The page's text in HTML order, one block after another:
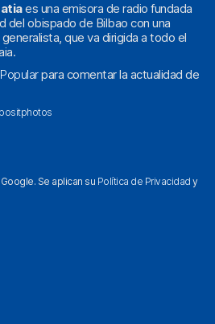
es una emisora de radio fundada
del obispado de Bilbao con una
que va dirigida a todo el
para comentar la actualidad de
Se aplican su Política de Privacidad y